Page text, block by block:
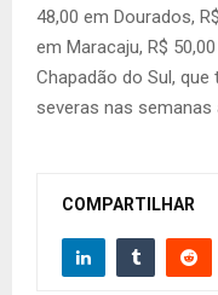
48,00 em Dourados,
em Maracaju, R$
Chapadão do Sul,
severas nas semanas
COMPARTILHAR